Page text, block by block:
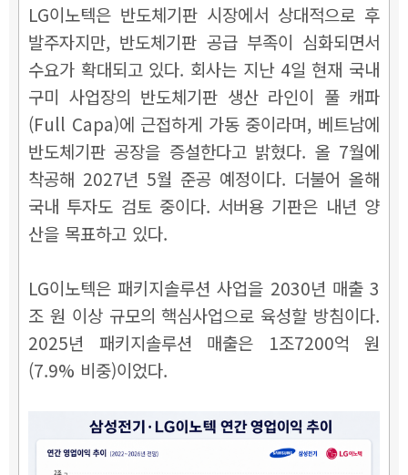
LG이노텍은 반도체기판 시장에서 상대적으로 후
발주자지만, 반도체기판 공급 부족이 심화되면서
수요가 확대되고 있다. 회사는 지난 4일 현재 국내
구미 사업장의 반도체기판 생산 라인이 풀 캐파
(Full Capa)에 근접하게 가동 중이라며, 베트남에
반도체기판 공장을 증설한다고 밝혔다. 올 7월에
착공해 2027년 5월 준공 예정이다. 더불어 올해
국내 투자도 검토 중이다. 서버용 기판은 내년 양
산을 목표하고 있다.
LG이노텍은 패키지솔루션 사업을 2030년 매출 3
조 원 이상 규모의 핵심사업으로 육성할 방침이다.
2025년 패키지솔루션 매출은 1조7200억 원
(7.9% 비중)이었다.